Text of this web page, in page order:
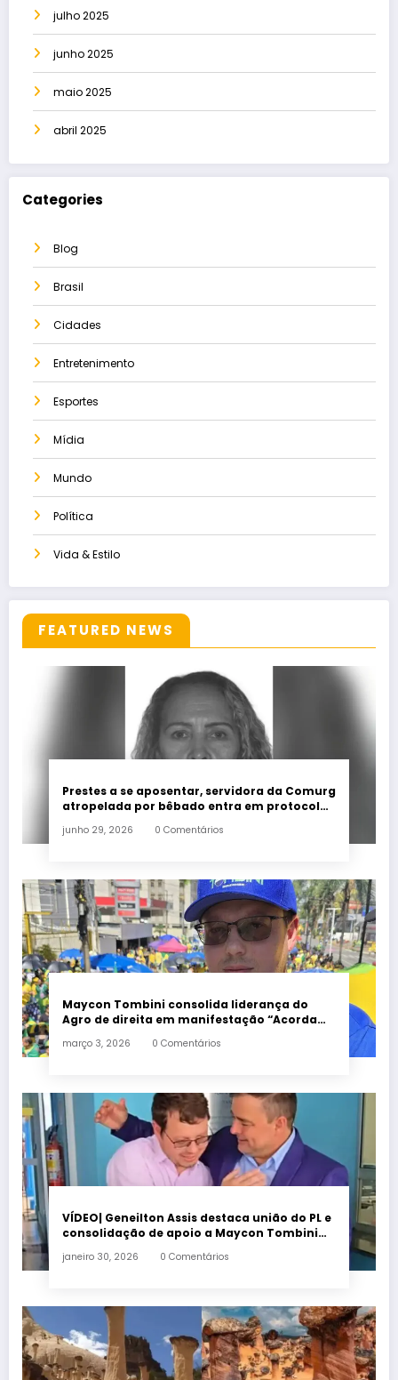
julho 2025
junho 2025
maio 2025
abril 2025
Categories
Blog
Brasil
Cidades
Entretenimento
Esportes
Mídia
Mundo
Política
Vida & Estilo
FEATURED NEWS
Prestes a se aposentar, servidora da Comurg
atropelada por bêbado entra em protocolo
junho 29, 2026 0 Comentários
Maycon Tombini consolida liderança do
Agro de direita em manifestação “Acorda
março 3, 2026 0 Comentários
VÍDEO| Geneilton Assis destaca união do PL e
consolidação de apoio a Maycon Tombini
janeiro 30, 2026 0 Comentários